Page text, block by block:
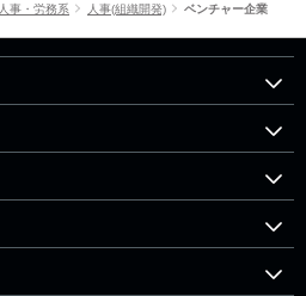
人事・労務系 人事(組織開発) ベンチャー企業